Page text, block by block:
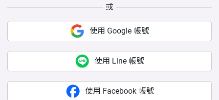
或
使用 Google 帳號
使用 Line 帳號
使用 Facebook 帳號